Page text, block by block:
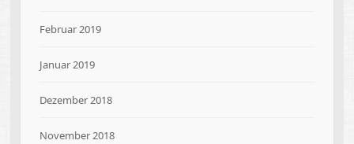
Februar 2019
Januar 2019
Dezember 2018
November 2018